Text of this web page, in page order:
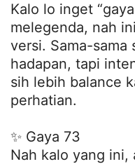
Kalo lo inget
melegenda, nah
versi. Sama-sama
hadapan, tapi
sih lebih balance
perhatian.
✨ Gaya 73
Nah kalo yang ini,